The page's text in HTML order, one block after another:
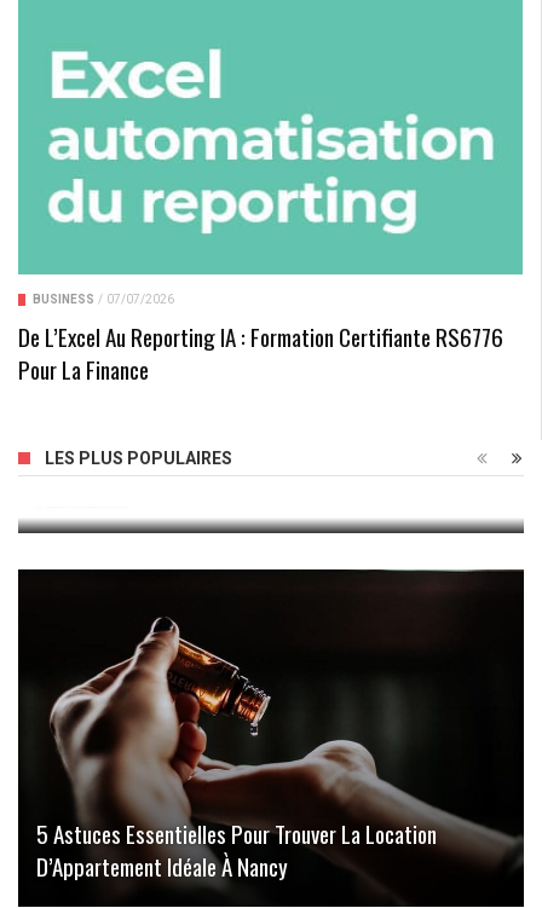
BUSINESS / 07/07/2026
De L’Excel Au Reporting IA : Formation Certifiante RS6776
Pour La Finance
LES PLUS POPULAIRES
Faire De La Figuration Pour Gagner De L’argent
5 Astuces Essentielles Pour Trouver La Location
D’Appartement Idéale À Nancy
Innovatis Avis : Découvrez L’expertise Et L’efficacité De